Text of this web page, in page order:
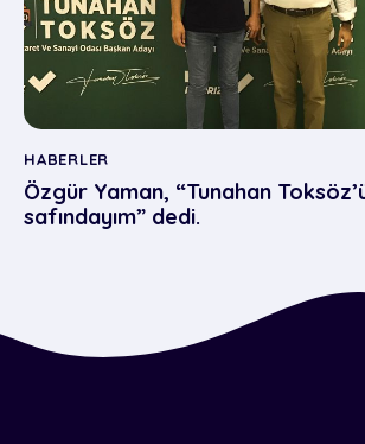
HABERLER
Özgür Yaman, “Tunahan
safındayım” dedi.